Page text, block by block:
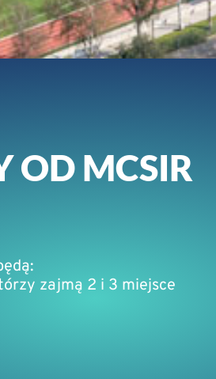
OD MCSIR
zajmą 2 i 3 miejsce